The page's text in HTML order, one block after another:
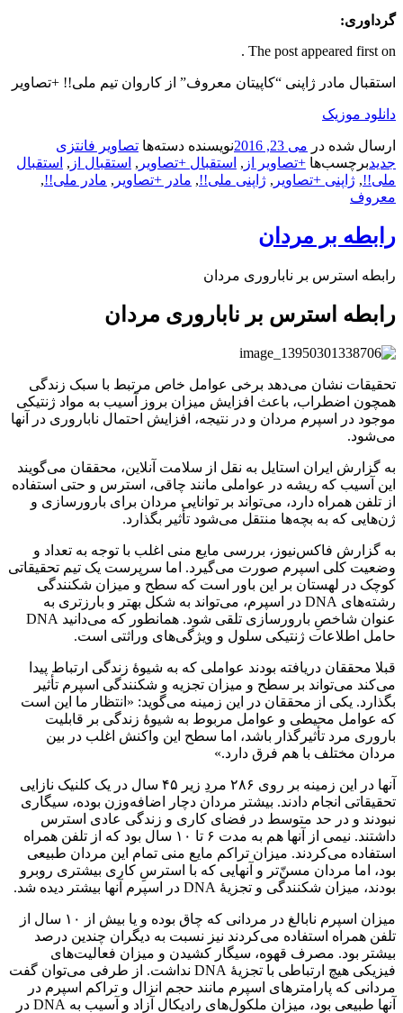
گرداوری:
The post appeared first on .
استقبال مادر ژاپنی “کاپیتان معروف” از کاروان تیم ملی!! +تصاویر
دانلود موزیک
ارسال شده در می 23, 2016 نویسنده دسته‌ها تصاویر فانتزی
جدیدبرچسب‌ها +تصاویر از , استقبال +تصاویر , استقبال از , استقبال
ملی!!, ژاپنی +تصاویر , ژاپنی ملی!!, مادر +تصاویر , مادر ملی!!,
معروف
رابطه بر مردان
رابطه استرس بر ناباروری مردان
رابطه استرس بر ناباروری مردان
تحقیقات نشان می‌دهد برخی عوامل خاص مرتبط با سبک زندگی
همچون اضطراب، باعث افزایش میزان بروز آسیب به مواد ژنتیکی
موجود در اسپرم مردان و در نتیجه، افزایش احتمال ناباروری در آنها
می‌شود.
به گزارش ایران استایل به نقل از سلامت آنلاین، محققان می‌گویند
این آسیب که ریشه در عواملی مانند چاقی، استرس و حتی استفاده
از تلفن همراه دارد، می‌تواند بر توانایی مردان برای بارورسازی و
ژن‌هایی که به بچه‌ها منتقل می‌شود تأثیر بگذارد.
به گزارش فاکس‌نیوز، بررسی مایع منی اغلب با توجه به تعداد و
وضعیت کلی اسپرم صورت می‌گیرد. اما سرپرست یک تیم تحقیقاتی
کوچک در لهستان بر این باور است که سطح و میزان شکنندگی
رشته‌های DNA در اسپرم، می‌تواند به شکل بهتر و بارزتری به
عنوان شاخصِ بارورسازی تلقی شود. همانطور که می‌دانید DNA
حامل اطلاعات ژنتیکی سلول و ویژگی‌های وراثتی است.
قبلا محققان دریافته بودند عواملی که به شیوهٔ زندگی ارتباط پیدا
می‌کند می‌تواند بر سطح و میزان تجزیه و شکنندگی اسپرم تأثیر
بگذارد. یکی از محققان در این زمینه می‌گوید: «انتظار ما این است
که عوامل محیطی و عوامل مربوط به شیوهٔ زندگی بر قابلیت
باروری مرد تأثیرگذار باشد، اما سطح این واکنش اغلب در بین
مردان مختلف با هم فرق دارد.»
آنها در این زمینه بر روی ۲۸۶ مردِ زیر ۴۵ سال در یک کلنیک نازایی
تحقیقاتی انجام دادند. بیشتر مردان دچار اضافه‌وزن بوده، سیگاری
نبودند و در حد متوسط در فضای کاری و زندگی عادی استرس
داشتند. نیمی از آنها هم به مدت ۶ تا ۱۰ سال بود که از تلفن همراه
استفاده می‌کردند. میزان تراکم مایع منی تمام این مردان طبیعی
بود، اما مردان مسنّ‌تر و آنهایی که با استرسِ کاری بیشتری روبرو
بودند، میزان شکنندگی و تجزیهٔ DNA در اسپرم آنها بیشتر دیده شد.
میزان اسپرم نابالغ در مردانی که چاق بوده و یا بیش از ۱۰ سال از
تلفن همراه استفاده می‌کردند نیز نسبت به دیگران چندین درصد
بیشتر بود. مصرف قهوه، سیگار کشیدن و میزان فعالیت‌های
فیزیکی هیچ ارتباطی با تجزیهٔ DNA نداشت. از طرفی می‌توان گفت
مردانی که پارامترهای اسپرم مانند حجم انزال و تراکم اسپرم در
آنها طبیعی بود، میزان ملکول‌های رادیکال آزاد و آسیب به DNA در